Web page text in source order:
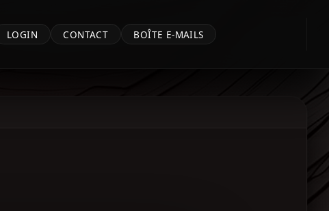
LOGIN CONTACT BOÎTE E-MAILS